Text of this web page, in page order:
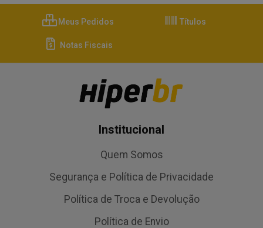
Meus Pedidos Títulos
Notas Fiscais
Institucional
Quem Somos
Segurança e Política de Privacidade
Política de Troca e Devolução
Política de Envio